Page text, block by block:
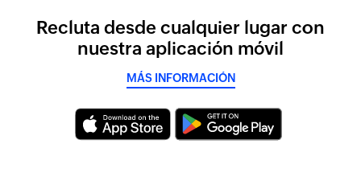
Recluta desde cualquier lugar con
nuestra aplicación móvil
MÁS INFORMACIÓN